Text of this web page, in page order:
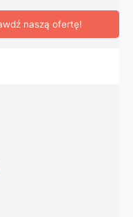
naszą ofertę!